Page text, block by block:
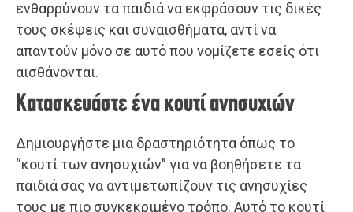
ενθαρρύνουν τα παιδιά να εκφράσουν τις δικές
τους σκέψεις και συναισθήματα, αντί να
απαντούν μόνο σε αυτό που νομίζετε εσείς ότι
αισθάνονται.
Κατασκευάστε ένα κουτί ανησυχιών
Δημιουργήστε μια δραστηριότητα όπως το
“κουτί των ανησυχιών” για να βοηθήσετε τα
παιδιά σας να αντιμετωπίζουν τις ανησυχίες
τους με πιο συγκεκριμένο τρόπο. Αυτό το κουτί